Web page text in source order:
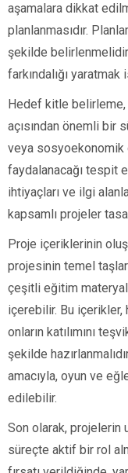
aşamalara dikkat
planlanmasıdır.
şekilde
farkındalığı
Hedef kitle
açısından önemli bir
veya sosyoekonomik
faydalanacağı tespit
ihtiyaçları ve ilgi
kapsamlı projeler
Proje içeriklerinin
projesinin temel
çeşitli eğitim
içerebilir. Bu
onların katılımını
şekilde
amacıyla, oyun ve
edilebilir.
Son olarak, projelerin
süreçte aktif bir rol